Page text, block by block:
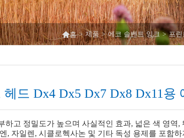
홈 > 제품 > 에코 솔벤트 잉크 > 프린
헤드 Dx4 Dx5 Dx7 Dx8 Dx11용
하고 정밀도가 높으며 사실적인 효과, 넓은 색 영역
, 자일렌, 시클로헥사논 및 기타 독성 용제를 포함